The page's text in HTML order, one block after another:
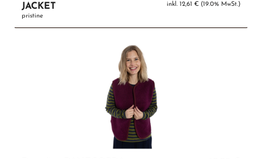
JACKET
pristine
inkl. 12,61 € (19.0% MwSt.)